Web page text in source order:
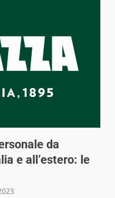
da
e all’estero: le